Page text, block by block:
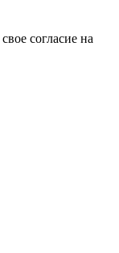
согласие на